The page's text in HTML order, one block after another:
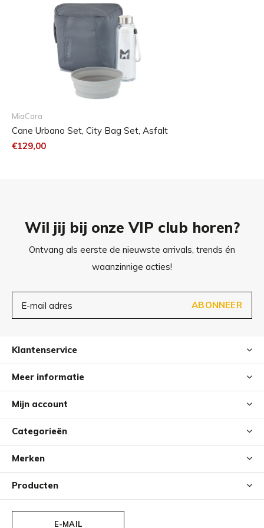
Verzorging
Was de tas indien nodig met de hand in warm water.
Gebruik geen agressieve schoonmaakmiddelen om
beschadiging te voorkomen.
De siliconen kom kan met de hand of in de vaatwasser
De Bottiglia waterfles kan met de hand gewassen
MiaCara
Cane Urbano Set, City Bag Set, Asfalt
€129,00
Wil jij bij onze VIP club horen?
Ontvang als eerste de nieuwste arrivals, trends én
waanzinnige acties!
ABONNEER
Klantenservice
Meer informatie
Mijn account
Categorieën
Merken
Producten
E-MAIL